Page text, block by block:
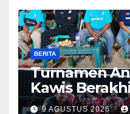
BERITA
Turnamen
Kawis
dan RT 05
9 AGUSTUS 2026